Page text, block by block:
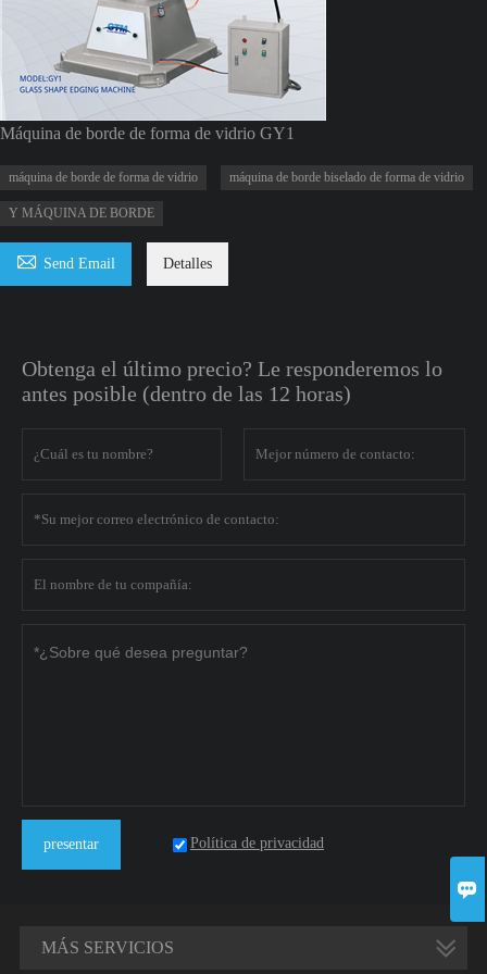
Máquina de borde de forma de vidrio GY1
máquina de borde de forma de vidrio máquina de borde biselado de forma de vidrio
Y MÁQUINA DE BORDE
 Send Email Detalles
Obtenga el último precio? Le responderemos lo
antes posible (dentro de las 12 horas)
presentar Política de privacidad
MÁS SERVICIOS
